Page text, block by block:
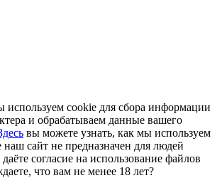
cookie для сбора информации
и обрабатываем данные вашего
вы можете узнать, как мы используем
сайт не предназначен для людей
согласие на использование файлов
что вам не менее 18 лет?